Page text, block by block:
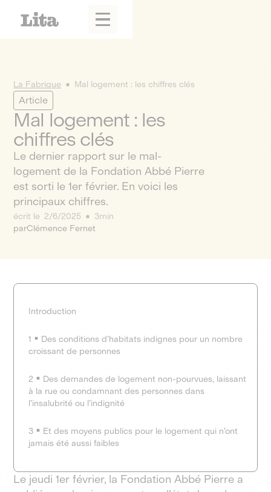
La Fabrique Mal logement : les chiffres clés
Article
Mal logement : les
chiffres clés
Le dernier rapport sur le mal-
logement de la Fondation Abbé Pierre
est sorti le 1er février. En voici les
principaux chiffres.
écrit le 2/6/2025
3min
parClémence Fernet
Introduction
1
Des conditions d’habitats indignes pour un nombre
croissant de personnes
2
Des demandes de logement non-pourvues, laissant
à la rue ou condamnant des personnes dans
l’insalubrité ou l’indignité
3
Et des moyens publics pour le logement qui n’ont
jamais été aussi faibles
Le jeudi 1er février, la Fondation Abbé Pierre a